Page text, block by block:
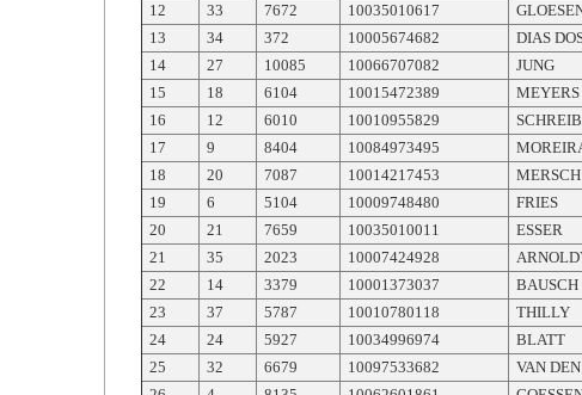
12
33 7672 10035010617
13
34 372 10005674682 DIAS
14
27 10085 10066707082 JUNG
15
18 6104 10015472389 MEYERS
16
12 6010 10010955829
17
9 8404 10084973495
18
20 7087 10014217453 MERSCH
19
6 5104 10009748480 FRIES
20
21 7659 10035010011 ESSER
21
35 2023 10007424928
22
14 3379 10001373037 BAUSCH
23
37 5787 10010780118 THILLY
24
24 5927 10034996974 BLATT
25
32 6679 10097533682 VAN